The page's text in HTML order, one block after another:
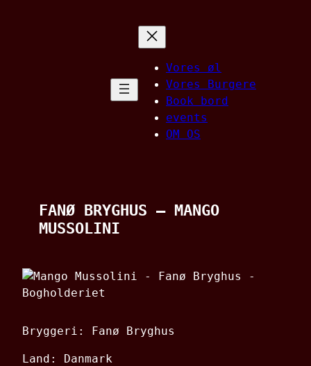
Vores øl
Vores Burgere
Book bord
events
OM OS
FANØ BRYGHUS – MANGO
MUSSOLINI
Bryggeri: Fanø Bryghus
Land: Danmark